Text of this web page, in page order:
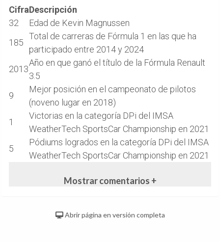
CifraDescripción
32
Edad de Kevin Magnussen
185
Total de carreras de Fórmula 1 en las que ha
participado entre 2014 y 2024
2013
Año en que ganó el título de la Fórmula Renault
3.5
9
Mejor posición en el campeonato de pilotos
(noveno lugar en 2018)
1
Victorias en la categoría DPi del IMSA
WeatherTech SportsCar Championship en 2021
5
Pódiums logrados en la categoría DPi del IMSA
WeatherTech SportsCar Championship en 2021
Mostrar comentarios +
Abrir página en versión completa